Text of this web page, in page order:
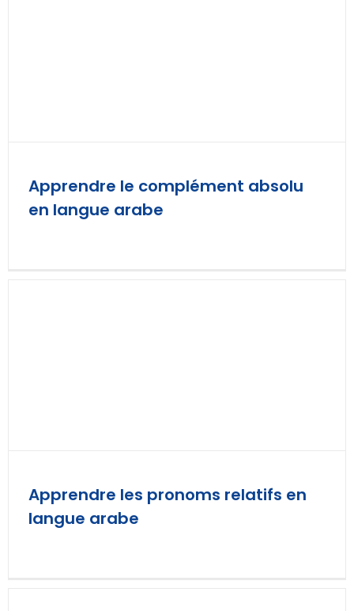
Apprendre le complément absolu
en langue arabe
Apprendre les pronoms relatifs en
langue arabe